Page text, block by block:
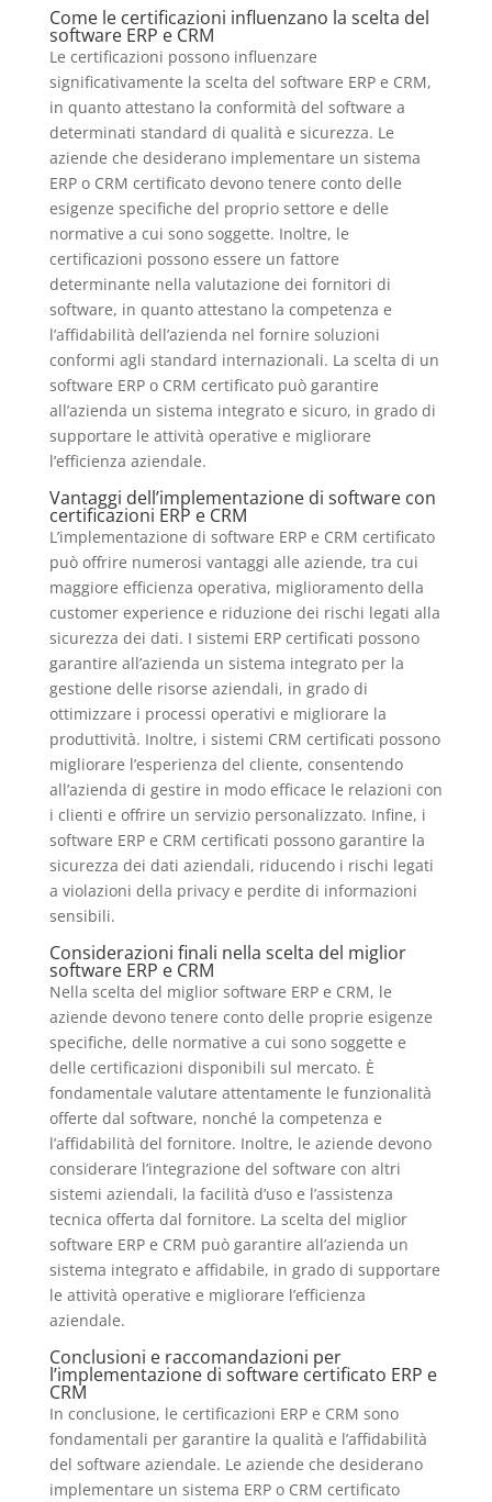
Come le certificazioni influenzano la scelta del
software ERP e CRM
Le certificazioni possono influenzare
significativamente la scelta del software ERP e CRM,
in quanto attestano la conformità del software a
determinati standard di qualità e sicurezza. Le
aziende che desiderano implementare un sistema
ERP o CRM certificato devono tenere conto delle
esigenze specifiche del proprio settore e delle
normative a cui sono soggette. Inoltre, le
certificazioni possono essere un fattore
determinante nella valutazione dei fornitori di
software, in quanto attestano la competenza e
l’affidabilità dell’azienda nel fornire soluzioni
conformi agli standard internazionali. La scelta di un
software ERP o CRM certificato può garantire
all’azienda un sistema integrato e sicuro, in grado di
supportare le attività operative e migliorare
l’efficienza aziendale.
Vantaggi dell’implementazione di software con
certificazioni ERP e CRM
L’implementazione di software ERP e CRM certificato
può offrire numerosi vantaggi alle aziende, tra cui
maggiore efficienza operativa, miglioramento della
customer experience e riduzione dei rischi legati alla
sicurezza dei dati. I sistemi ERP certificati possono
garantire all’azienda un sistema integrato per la
gestione delle risorse aziendali, in grado di
ottimizzare i processi operativi e migliorare la
produttività. Inoltre, i sistemi CRM certificati possono
migliorare l’esperienza del cliente, consentendo
all’azienda di gestire in modo efficace le relazioni con
i clienti e offrire un servizio personalizzato. Infine, i
software ERP e CRM certificati possono garantire la
sicurezza dei dati aziendali, riducendo i rischi legati
a violazioni della privacy e perdite di informazioni
sensibili.
Considerazioni finali nella scelta del miglior
software ERP e CRM
Nella scelta del miglior software ERP e CRM, le
aziende devono tenere conto delle proprie esigenze
specifiche, delle normative a cui sono soggette e
delle certificazioni disponibili sul mercato. È
fondamentale valutare attentamente le funzionalità
offerte dal software, nonché la competenza e
l’affidabilità del fornitore. Inoltre, le aziende devono
considerare l’integrazione del software con altri
sistemi aziendali, la facilità d’uso e l’assistenza
tecnica offerta dal fornitore. La scelta del miglior
software ERP e CRM può garantire all’azienda un
sistema integrato e affidabile, in grado di supportare
le attività operative e migliorare l’efficienza
aziendale.
Conclusioni e raccomandazioni per
l’implementazione di software certificato ERP e
CRM
In conclusione, le certificazioni ERP e CRM sono
fondamentali per garantire la qualità e l’affidabilità
del software aziendale. Le aziende che desiderano
implementare un sistema ERP o CRM certificato